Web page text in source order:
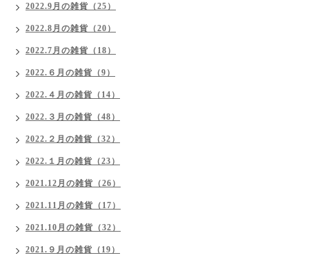
2022.9月の雑貨（25）
2022.8月の雑貨（20）
2022.7月の雑貨（18）
2022.６月の雑貨（9）
2022.４月の雑貨（14）
2022.３月の雑貨（48）
2022.２月の雑貨（32）
2022.１月の雑貨（23）
2021.12月の雑貨（26）
2021.11月の雑貨（17）
2021.10月の雑貨（32）
2021.９月の雑貨（19）